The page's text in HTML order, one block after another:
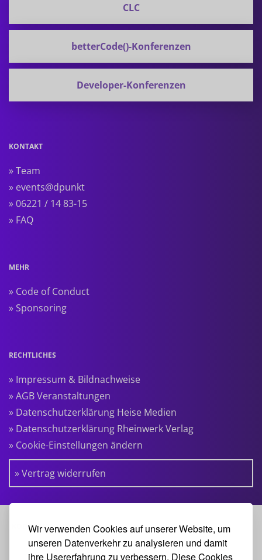
Wir verwenden Cookies auf unserer Website, um
unseren Datenverkehr zu analysieren und damit
ihre Usererfahrung zu verbessern. Diese Cookies
CLC
betterCode()-Konferenzen
Developer-Konferenzen
KONTAKT
» Team
» events@dpunkt
» 06221 / 14 83-15
» FAQ
MEHR
» Code of Conduct
» Sponsoring
RECHTLICHES
» Impressum & Bildnachweise
» AGB Veranstaltungen
» Datenschutzerklärung Heise Medien
» Datenschutzerklärung Rheinwerk Verlag
» Cookie-Einstellungen ändern
» Vertrag widerrufen
KOOPERATIONSPARTNER: